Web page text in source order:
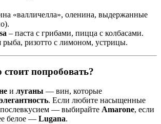
«валличелла», оленина, выдержанные
– паста с грибами, пицца с колбасами.
рыба, ризотто с лимоном, устрицы.
попробовать?
и луганы — вин, которые
. Если любите насыщенные
— выбирайте Amarone, если
белое — Lugana.